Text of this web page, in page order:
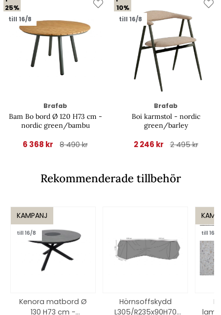
25%
till 16/8
Brafab
Bam Bo bord Ø 120 H73 cm -
nordic green/bambu
6 368 kr 8 490 kr
10%
till 16/8
Brafab
Boi karmstol - nordic
green/barley
2 246 kr 2 495 kr
Rekommenderade tillbehör
KAMPANJ
till 16/8
Kenora matbord Ø
130 H73 cm -
Hörnsoffskydd
L305/R235x90H70
till 16/8